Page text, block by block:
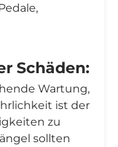
Schäden:
Wartung,
ist der
zu
sollten